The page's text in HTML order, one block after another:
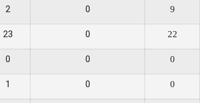
2 0 9
23 0 22
0 0 0
1 0 0